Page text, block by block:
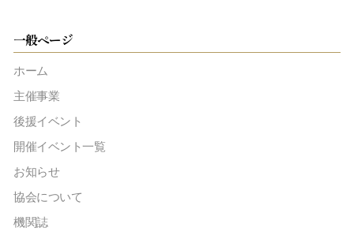
一般ページ
ホーム
主催事業
後援イベント
開催イベント一覧
お知らせ
協会について
機関誌